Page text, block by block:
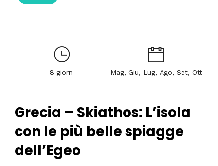
8 giorni Mag, Giu, Lug, Ago, Set, Ott
Grecia – Skiathos: L’isola
con le più belle spiagge
dell’Egeo